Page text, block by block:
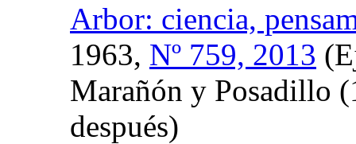
Arbor: ciencia,
1963, Nº 759, 2013
Marañón y Posadillo
después)